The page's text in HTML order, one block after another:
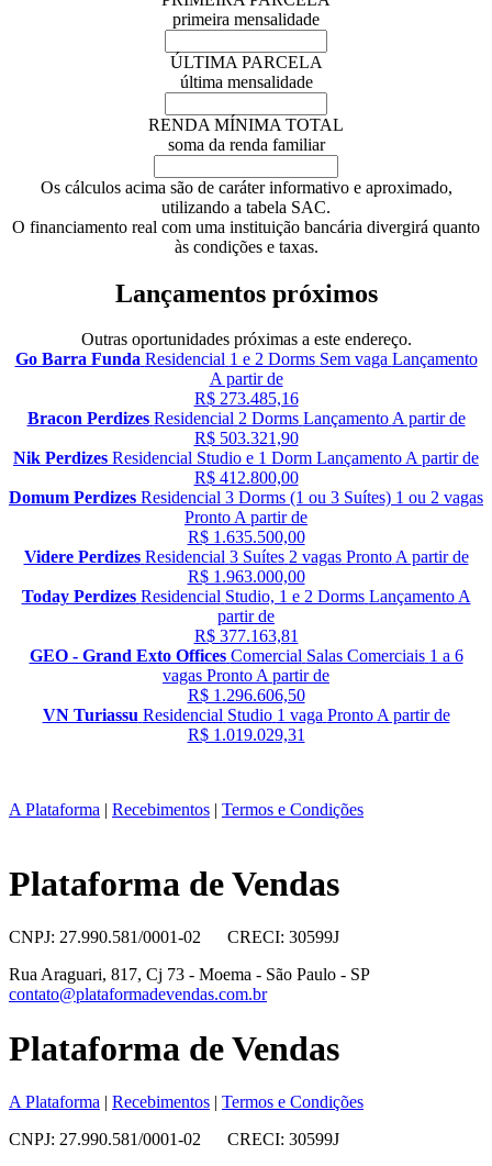
primeira mensalidade
ÚLTIMA PARCELA
última mensalidade
RENDA MÍNIMA TOTAL
soma da renda familiar
Os cálculos acima são de caráter informativo e aproximado,
utilizando a tabela SAC.
O financiamento real com uma instituição bancária divergirá quanto
às condições e taxas.
Lançamentos próximos
Outras oportunidades próximas a este endereço.
Go Barra Funda Residencial 1 e 2 Dorms Sem vaga Lançamento
A partir de
R$ 273.485,16
Bracon Perdizes Residencial 2 Dorms Lançamento A partir de
R$ 503.321,90
Nik Perdizes Residencial Studio e 1 Dorm LançamentoA partir de
R$ 412.800,00
Domum Perdizes Residencial 3 Dorms (1 ou 3 Suítes) 1 ou 2 vagas
ProntoA partir de
R$ 1.635.500,00
Videre Perdizes Residencial 3 Suítes 2 vagas Pronto A partir de
R$ 1.963.000,00
Today Perdizes Residencial Studio, 1 e 2 Dorms Lançamento A
partir de
R$ 377.163,81
GEO - Grand Exto Offices Comercial Salas Comerciais 1 a 6
vagas ProntoA partir de
R$ 1.296.606,50
VN Turiassu Residencial Studio 1 vaga Pronto A partir de
R$ 1.019.029,31
A Plataforma Recebimentos Termos e Condições
Plataforma de Vendas
CNPJ: 27.990.581/0001-02 CRECI: 30599J
Rua Araguari, 817, Cj 73 - Moema - São Paulo - SP
contato@plataformadevendas.com.br
Plataforma de Vendas
A Plataforma | Recebimentos | Termos e Condições
CNPJ: 27.990.581/0001-02 CRECI: 30599J